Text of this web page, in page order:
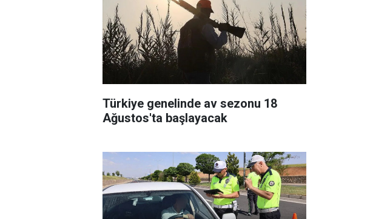
Türkiye genelinde av sezonu 18
Ağustos'ta başlayacak